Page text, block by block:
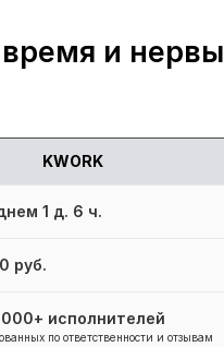
и нервы
KWORK
1 д. 6 ч.
руб.
исполнителей
по ответственности и отзывам